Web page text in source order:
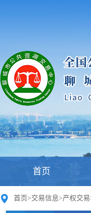
首页
首页>交易信息>产权交易